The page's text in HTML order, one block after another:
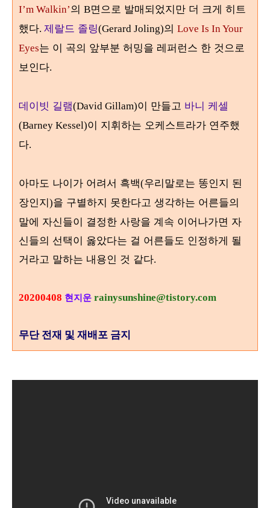
I’m Walkin’의 B면으로 발매되었지만 더 크게 히트
했다. 제랄드 졸링(Gerard Joling)의 Love Is In Your
Eyes는 이 곡의 앞부분 허밍을 레퍼런스 한 것으로
보인다.
데이빗 길램(David Gillam)이 만들고 바니 케셀
(Barney Kessel)이 지휘하는 오케스트라가 연주했
다.
아마도 나이가 어려서 흑백(우리말로는 똥인지 된
장인지)을 구별하지 못한다고 생각하는 어른들의
말에 자신들이 결정한 사랑을 계속 이어나가면 자
신들의 선택이 옳았다는 걸 어른들도 인정하게 될
거라고 말하는 내용인 것 같다.
20200408 현지운 rainysunshine@tistory.com
무단 전재 및 재배포 금지